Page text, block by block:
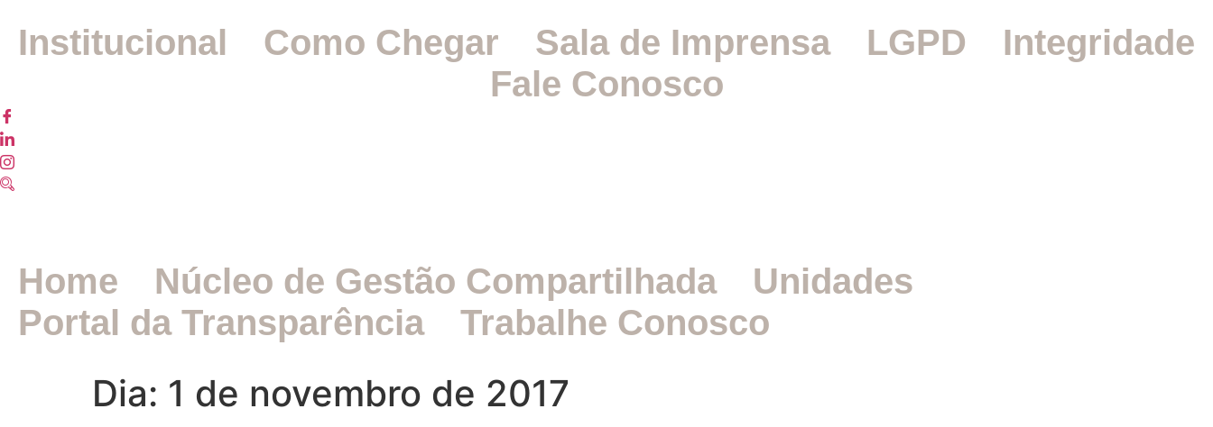
Institucional Como Chegar Sala de Imprensa LGPD
Integridade
Fale Conosco
Home Núcleo de Gestão Compartilhada
Unidades
Portal da Transparência
Trabalhe Conosco
Dia: 1 de novembro de 2017